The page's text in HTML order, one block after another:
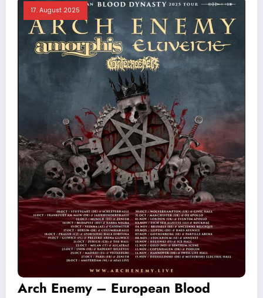
17. August 2025
Arch Enemy – European Blood